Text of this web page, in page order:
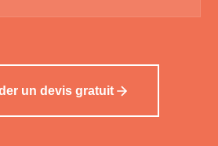
un devis gratuit